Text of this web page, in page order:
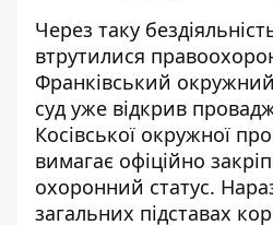
Через таку
втрутилися
Франківський
суд уже відкрив
Косівської окружної
вимагає офіційно
охоронний статус.
загальних підставах